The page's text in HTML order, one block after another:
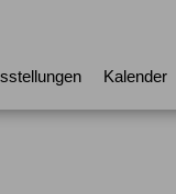
Kalender